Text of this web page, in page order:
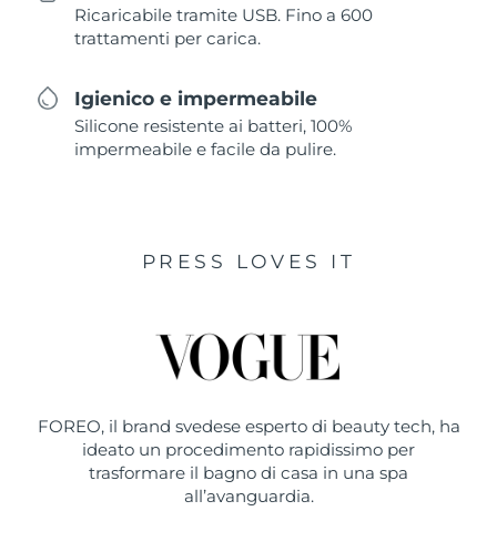
Ricaricabile tramite USB. Fino a 600
trattamenti per carica.
Igienico e impermeabile
Silicone resistente ai batteri, 100%
impermeabile e facile da pulire.
PRESS LOVES IT
FOREO, il brand svedese esperto di beauty tech, ha
ideato un procedimento rapidissimo per
trasformare il bagno di casa in una spa
all’avanguardia.